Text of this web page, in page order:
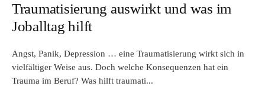
Traumatisierung auswirkt und was im
Joballtag hilft
Angst, Panik, Depression … eine Traumatisierung wirkt sich in
vielfältiger Weise aus. Doch welche Konsequenzen hat ein
Trauma im Beruf? Was hilft traumati...